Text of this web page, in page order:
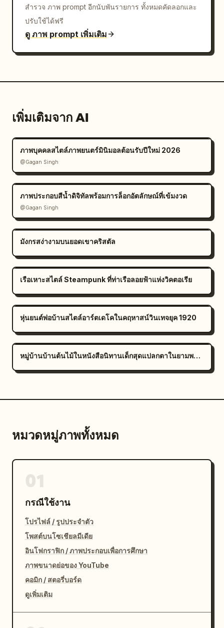
สำรวจ ภาพ prompt อีกนับพันรายการ ทั้งหมดคัดลอกและ
ปรับใช้ได้ฟรี
ดู ภาพ prompt เพิ่มเติม
เพิ่มเติมจาก AI
ภาพบุคคลสไตล์ภาพยนตร์มินิมอลต้อนรับปีใหม่ 2026
@Gagan Singh
ภาพประกอบสีน้ำดิจิทัลพร้อมการล็อกอัตลักษณ์ที่เข้มงวด
@Gagan Singh
มังกรสง่างามบนยอดเขาคริสตัล
เรือเหาะสไตล์ Steampunk ที่ท่าเรือลอยฟ้าแห่งวิคตอเรีย
หุ่นยนต์พ่อบ้านสไตล์อาร์ตเดโคในคฤหาสน์วินเทจยุค 1920
หมู่บ้านบ้านต้นไม้ในหนังสือนิทานเด็กสุดแปลกตาในยามพลบค่ำ
หมวดหมู่ภาพทั้งหมด
กรณีใช้งาน
โปรไฟล์ / รูปประจำตัว
โพสต์บนโซเชียลมีเดีย
อินโฟกราฟิก / ภาพประกอบเพื่อการศึกษา
ภาพขนาดย่อของ YouTube
คอมิก / สตอรี่บอร์ด
ดูเพิ่มเติม